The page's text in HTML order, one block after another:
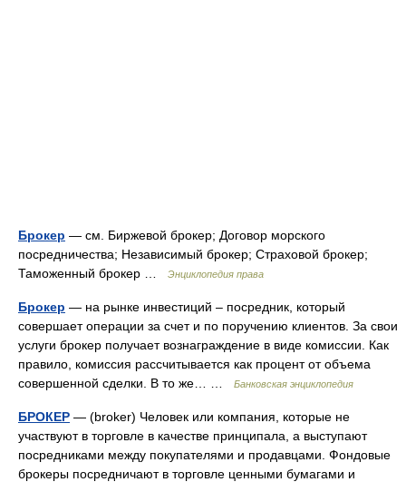
Брокер — см. Биржевой брокер; Договор морского
посредничества; Независимый брокер; Страховой брокер;
Таможенный брокер …
Энциклопедия права
Брокер — на рынке инвестиций – посредник, который
совершает операции за счет и по поручению клиентов. За свои
услуги брокер получает вознаграждение в виде комиссии. Как
правило, комиссия рассчитывается как процент от объема
совершенной сделки. В то же… …
Банковская энциклопедия
БРОКЕР — (broker) Человек или компания, которые не
участвуют в торговле в качестве принципала, а выступают
посредниками между покупателями и продавцами. Фондовые
брокеры посредничают в торговле ценными бумагами и